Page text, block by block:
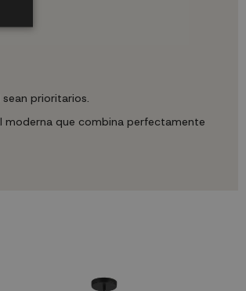
prioritarios.
moderna que combina perfectamente